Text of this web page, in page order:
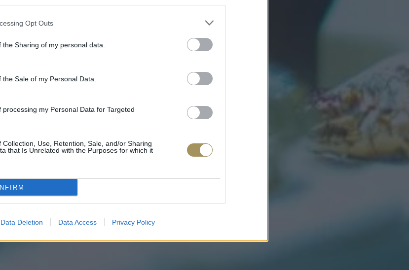
Opt Outs
Sharing of my personal data.
Sale of my Personal Data.
processing my Personal Data for Targeted
Collection, Use, Retention, Sale, and/or Sharing
that Is Unrelated with the Purposes for which it
Data Deletion Data Access Privacy Policy